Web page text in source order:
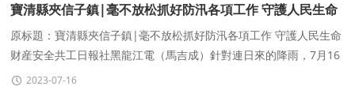
寶清縣夾信子鎮|毫不放松抓好防汛各項工作 守護人民生命
财産安全
原标題：寶清縣夾信子鎮|毫不放松抓好防汛各項工作 守護人民生命
财産安全共工日報社黑龍江電（馬吉成）針對連日來的降雨，7月16
日上午，黑龍江省寶清縣夾信子鎮黨委副書記、
2023-07-16